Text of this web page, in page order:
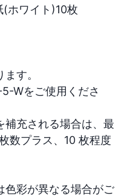
ホワイト)10枚
す。
Wをご使用くださ
補充される場合は、最
数プラス、10 枚程度
色彩が異なる場合がご